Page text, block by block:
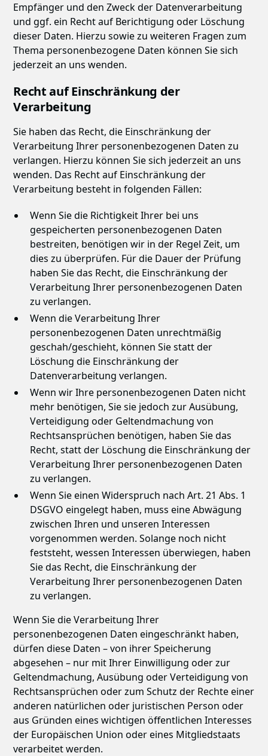
Empfänger und den Zweck der Datenverarbeitung
und ggf. ein Recht auf Berichtigung oder Löschung
dieser Daten. Hierzu sowie zu weiteren Fragen zum
Thema personenbezogene Daten können Sie sich
jederzeit an uns wenden.
Recht auf Einschränkung der
Verarbeitung
Sie haben das Recht, die Einschränkung der
Verarbeitung Ihrer personenbezogenen Daten zu
verlangen. Hierzu können Sie sich jederzeit an uns
wenden. Das Recht auf Einschränkung der
Verarbeitung besteht in folgenden Fällen:
Wenn Sie die Richtigkeit Ihrer bei uns
gespeicherten personenbezogenen Daten
bestreiten, benötigen wir in der Regel Zeit, um
dies zu überprüfen. Für die Dauer der Prüfung
haben Sie das Recht, die Einschränkung der
Verarbeitung Ihrer personenbezogenen Daten
zu verlangen.
Wenn die Verarbeitung Ihrer
personenbezogenen Daten unrechtmäßig
geschah/geschieht, können Sie statt der
Löschung die Einschränkung der
Datenverarbeitung verlangen.
Wenn wir Ihre personenbezogenen Daten nicht
mehr benötigen, Sie sie jedoch zur Ausübung,
Verteidigung oder Geltendmachung von
Rechtsansprüchen benötigen, haben Sie das
Recht, statt der Löschung die Einschränkung der
Verarbeitung Ihrer personenbezogenen Daten
zu verlangen.
Wenn Sie einen Widerspruch nach Art. 21 Abs. 1
DSGVO eingelegt haben, muss eine Abwägung
zwischen Ihren und unseren Interessen
vorgenommen werden. Solange noch nicht
feststeht, wessen Interessen überwiegen, haben
Sie das Recht, die Einschränkung der
Verarbeitung Ihrer personenbezogenen Daten
zu verlangen.
Wenn Sie die Verarbeitung Ihrer
personenbezogenen Daten eingeschränkt haben,
dürfen diese Daten – von ihrer Speicherung
abgesehen – nur mit Ihrer Einwilligung oder zur
Geltendmachung, Ausübung oder Verteidigung von
Rechtsansprüchen oder zum Schutz der Rechte einer
anderen natürlichen oder juristischen Person oder
aus Gründen eines wichtigen öffentlichen Interesses
der Europäischen Union oder eines Mitgliedstaats
verarbeitet werden.